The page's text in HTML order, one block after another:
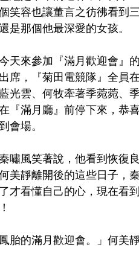
笑容也讓董言之彷彿看到
是那個他最深愛的女孩。
天來參加『滿月歡迎會』
席，『菊田電競隊』全員
雲、何牧牽著季菀菀、
『滿月廳』前停下來，恭
會場。
嘯風笑著說，他看到恢復
美靜離開後的這些日子，
才看懂自己的心，現在看
胎的滿月歡迎會。」何美